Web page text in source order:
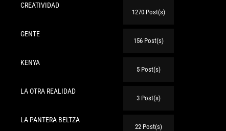
CREATIVIDAD
1270 Post(s)
GENTE
156 Post(s)
KENYA
5 Post(s)
LA OTRA REALIDAD
3 Post(s)
LA PANTERA BELTZA
22 Post(s)